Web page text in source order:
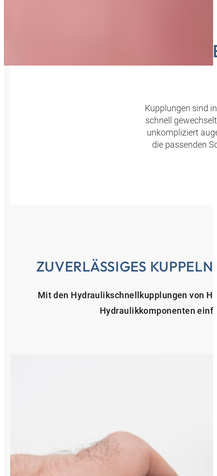
Kupplungen sind
schnell
unkompliziert
die passenden
ZUVERLÄSSIGES
Mit den Hydraulikschnellkupplungen von
Hydraulikkomponenten